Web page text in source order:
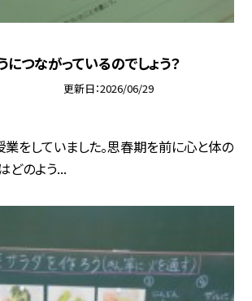
つながっているのでしょう？
更新日 2026/06/29
をしていました。思春期を前に心と体の
どのよう...